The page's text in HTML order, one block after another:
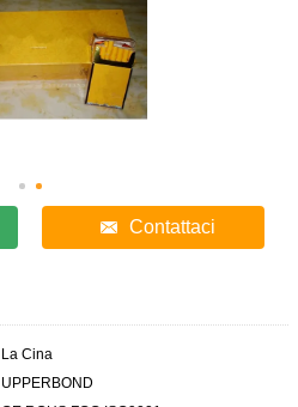
Contattaci
La Cina
UPPERBOND